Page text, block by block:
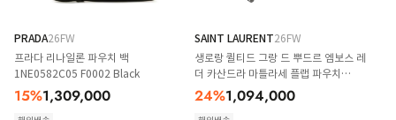
PRADA26FW
프라다 리나일론 파우치 백
1NE0582C05 F0002 Black
15%1,309,000
SAINT LAURENT26FW
생로랑 퀼티드 그랑 드 뿌드르 엠보스 레
더 카산드라 마틀라세 플랩 파우치
617662BOW01 1000 BLACK
24%1,094,000